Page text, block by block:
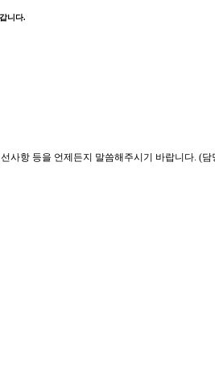
니다.
항 등을 언제든지 말씀해주시기 바랍니다. (담